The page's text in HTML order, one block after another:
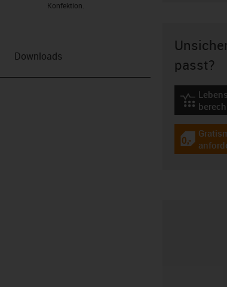
Konfektion.
Downloads
passt?
igus-icon-
igus-icon-